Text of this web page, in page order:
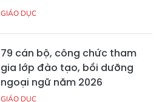
GIÁO DỤC
79 cán bộ, công chức tham
gia lớp đào tạo, bồi dưỡng
ngoại ngữ năm 2026
GIÁO DỤC